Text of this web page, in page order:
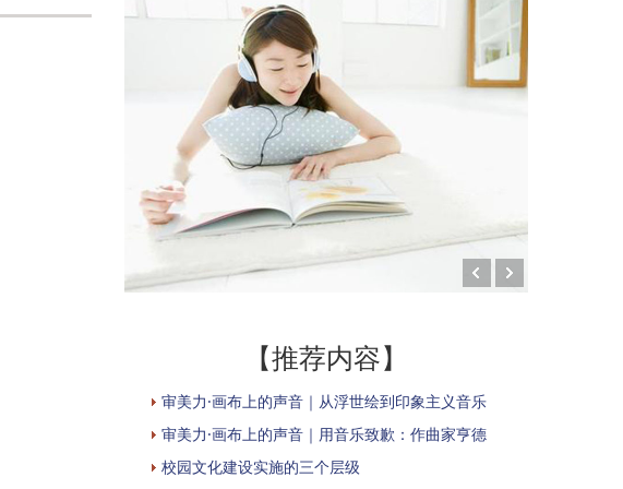
【推荐内容】
审美力·画布上的声音｜从浮世绘到印象主义音乐
审美力·画布上的声音｜用音乐致歉：作曲家亨德
校园文化建设实施的三个层级